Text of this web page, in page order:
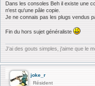
Dans les consoles Beh il existe une
n'est qu'une pâle copie.
Je ne connais pas les plugs vendus
Fin du hors sujet généraliste
J'ai des gouts simples, j'aime que le
joke_r
Résident